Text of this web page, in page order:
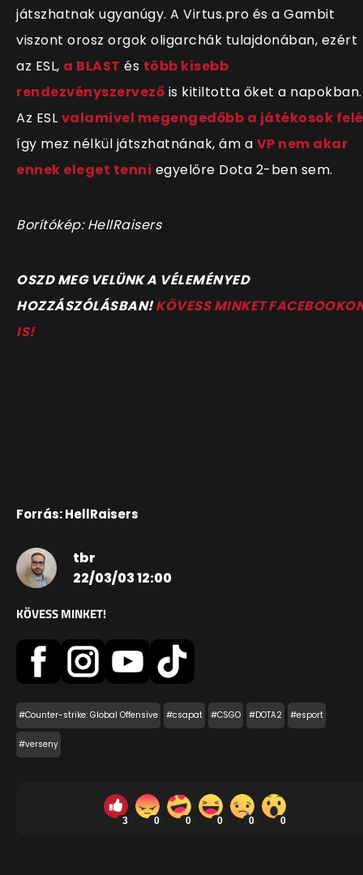
játszhatnak ugyanúgy. A Virtus.pro és a Gambit
viszont orosz orgok oligarchák tulajdonában, ezért
az ESL, a BLAST és több kisebb
rendezvényszervező is kitiltotta őket a napokban.
Az ESL valamivel megengedőbb a játékosok felé
így mez nélkül játszhatnának, ám a VP nem akar
ennek eleget tenni egyelőre Dota 2-ben sem.
Borítókép: HellRaisers
OSZD MEG VELÜNK A VÉLEMÉNYED
HOZZÁSZÓLÁSBAN!KÖVESS MINKET
IS!
Forrás: HellRaisers
tbr
22/03/03 12:00
KÖVESS MINKET!
#Counter-strike: Global Offensive #csapat #CSGO #DOTA2 #esport
#verseny
3 0 0 0 0 0